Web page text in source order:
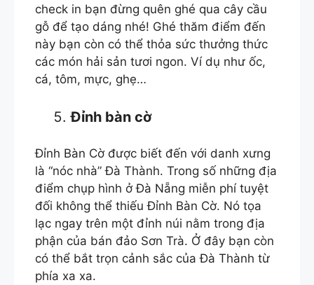
check in bạn đừng quên ghé qua cây cầu
gỗ để tạo dáng nhé! Ghé thăm điểm đến
này bạn còn có thể thỏa sức thưởng thức
các món hải sản tươi ngon. Ví dụ như ốc,
cá, tôm, mực, ghẹ…
Đỉnh bàn cờ
Đỉnh Bàn Cờ được biết đến với danh xưng
là “nóc nhà” Đà Thành. Trong số những địa
điểm chụp hình ở Đà Nẵng miễn phí tuyệt
đối không thể thiếu Đỉnh Bàn Cờ. Nó tọa
lạc ngay trên một đỉnh núi nằm trong địa
phận của bán đảo Sơn Trà. Ở đây bạn còn
có thể bắt trọn cảnh sắc của Đà Thành từ
phía xa xa.